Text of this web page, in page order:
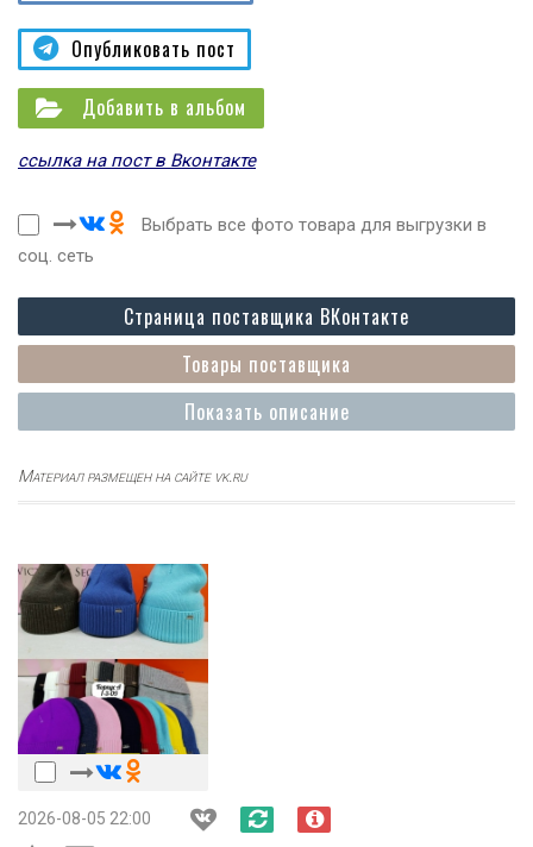
Опубликовать пост
Добавить в альбом
ссылка на пост в Вконтакте
Выбрать все фото товара для выгрузки в
соц. сеть
Показать описание
Товары поставщика
Страница поставщика ВКонтакте
Материал размещен на сайте vk.ru
2026-08-05 22:00